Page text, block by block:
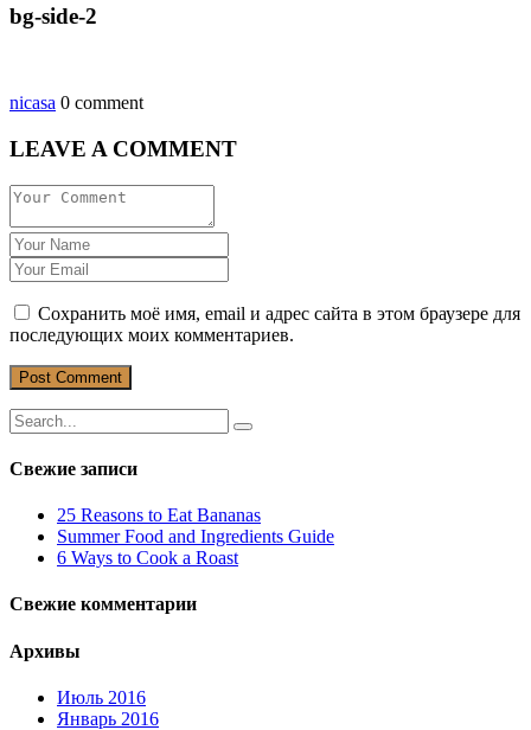
bg-side-2
nicasa 0 comment
LEAVE A COMMENT
Сохранить моё имя, email и адрес сайта в этом браузере для
последующих моих комментариев.
Свежие записи
25 Reasons to Eat Bananas
Summer Food and Ingredients Guide
6 Ways to Cook a Roast
Свежие комментарии
Архивы
Июль 2016
Январь 2016